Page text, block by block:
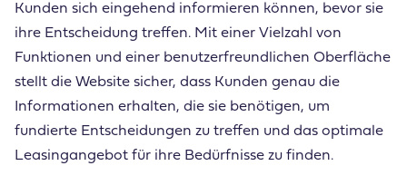
Kunden sich eingehend informieren können, bevor sie
ihre Entscheidung treffen. Mit einer Vielzahl von
Funktionen und einer benutzerfreundlichen Oberfläche
stellt die Website sicher, dass Kunden genau die
Informationen erhalten, die sie benötigen, um
fundierte Entscheidungen zu treffen und das optimale
Leasingangebot für ihre Bedürfnisse zu finden.